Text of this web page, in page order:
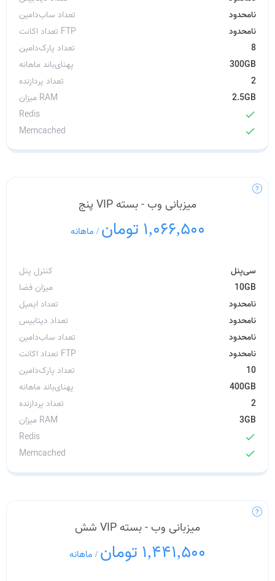
تعداد ساب‌دامین
نامحدود
تعداد اکانت FTP
نامحدود
تعداد پارک‌دامین
8
پهنای‌باند ماهانه
300GB
تعداد پردازنده
2
میزان RAM
2.5GB
Redis
check
Memcached check
میزبانی وب - بسته VIP پنج
1,066,500 تومان / ماهانه
کنترل پنل
سی‌پنل
میزان فضا
10GB
تعداد ایمیل
نامحدود
تعداد دیتابیس
نامحدود
تعداد ساب‌دامین
نامحدود
تعداد اکانت FTP
نامحدود
تعداد پارک‌دامین
10
پهنای‌باند ماهانه
400GB
تعداد پردازنده
2
میزان RAM
3GB
Redis
check
Memcached check
میزبانی وب - بسته VIP شش
1,441,500 تومان / ماهانه